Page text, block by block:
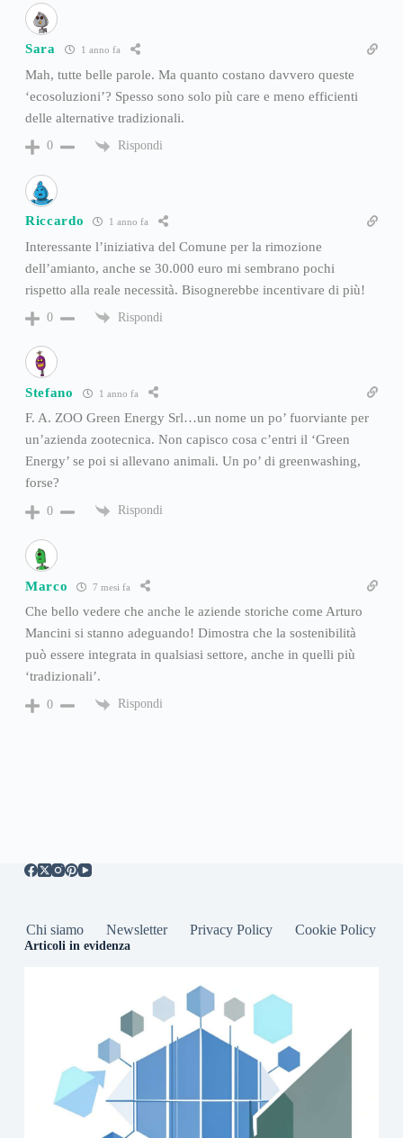
Sara 1 anno fa
Mah, tutte belle parole. Ma quanto costano davvero queste
‘ecosoluzioni’? Spesso sono solo più care e meno efficienti
delle alternative tradizionali.
0 Rispondi
Riccardo 1 anno fa
Interessante l’iniziativa del Comune per la rimozione
dell’amianto, anche se 30.000 euro mi sembrano pochi
rispetto alla reale necessità. Bisognerebbe incentivare di più!
0 Rispondi
Stefano 1 anno fa
F. A. ZOO Green Energy Srl…un nome un po’ fuorviante per
un’azienda zootecnica. Non capisco cosa c’entri il ‘Green
Energy’ se poi si allevano animali. Un po’ di greenwashing,
forse?
0 Rispondi
Marco 7 mesi fa
Che bello vedere che anche le aziende storiche come Arturo
Mancini si stanno adeguando! Dimostra che la sostenibilità
può essere integrata in qualsiasi settore, anche in quelli più
‘tradizionali’.
0 Rispondi
Chi siamo Newsletter Privacy Policy Cookie Policy
Articoli in evidenza